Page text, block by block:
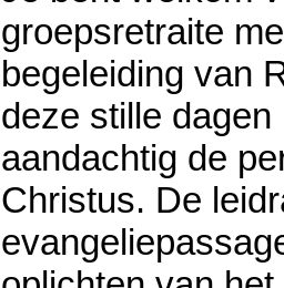
groepsretraite
begeleiding van
deze stille
aandachtig de
Christus. De